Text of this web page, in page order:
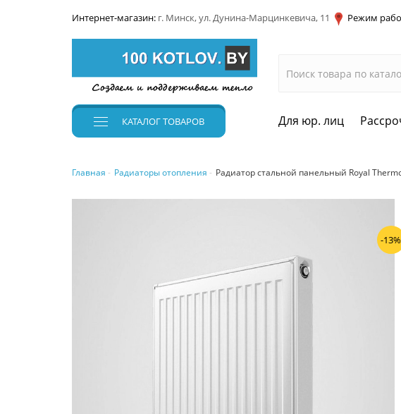
Интернет-магазин: г. Минск, ул. Дунина-Марцинкевича, 11 Режим
КАТАЛОГТОВАРОВ Для юр. лиц
Главная Радиаторы отопления Радиатор стальной панельный Royal
-13%